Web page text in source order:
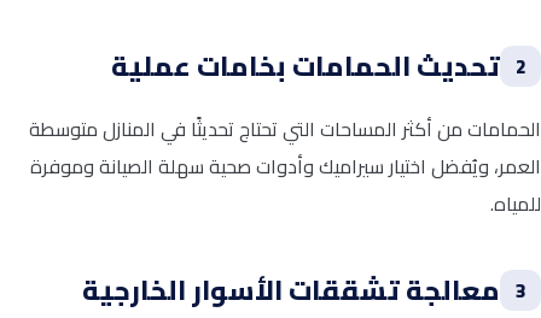
2 تحديث الحمامات بخامات عملية
الحمامات من أكثر المساحات التي تحتاج تحديثًا في المنازل متوسطة
العمر، ويُفضل اختيار سيراميك وأدوات صحية سهلة الصيانة وموفرة
للمياه.
3 معالجة تشققات الأسوار الخارجية